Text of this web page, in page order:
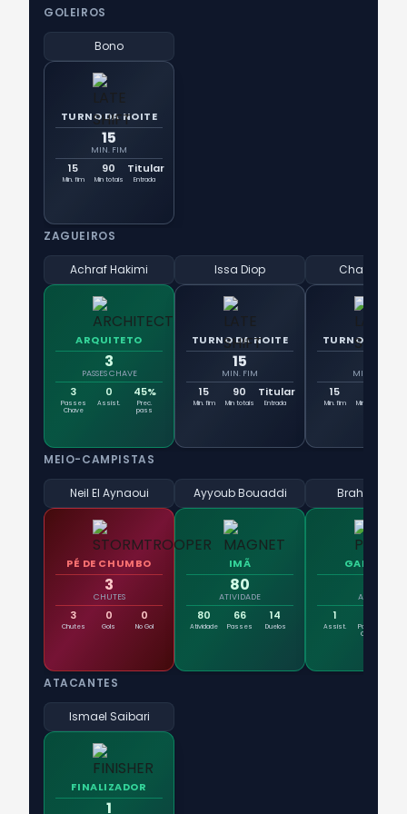
GOLEIROS
Bono
TURNO DA NOITE
15
MIN. FIM
15
Min. fim
90
Min totais
Titular
Entrada
ZAGUEIROS
Achraf Hakimi
ARQUITETO
3
PASSES CHAVE
3
Passes
Chave
0
Assist.
45%
Prec.
pass
Issa Diop
TURNO DA NOITE
15
MIN. FIM
15
Min. fim
90
Min totais
Titular
Entrada
Chadi Riad
TURNO DA
MIN. FIM
15
Min. fim Min totais
MEIO-CAMPISTAS
Neil El Aynaoui
PÉ DE CHUMBO
3
CHUTES
3
Chutes
0
Gols
0
No Gol
Ayyoub Bouaddi
IMÃ
80
ATIVIDADE
80
Atividade
66
Passes
14
Duelos
Brahim Díaz
GARÇOM
ASSIST.
1
Assist.
Passes
Chave
ATACANTES
Ismael Saibari
FINALIZADOR
1